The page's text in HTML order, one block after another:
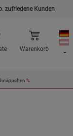
zufriedene Kunden
Warenkorb
%